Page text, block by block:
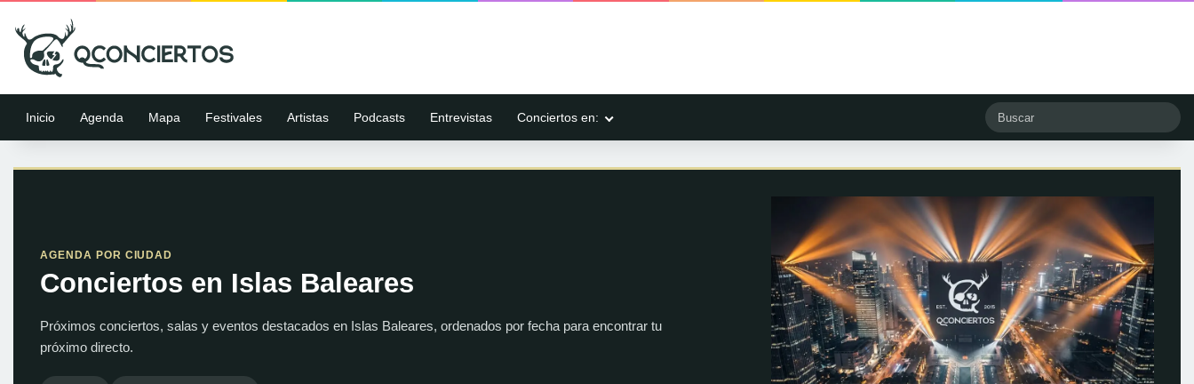
Inicio Agenda Mapa Festivales Artistas Podcasts Entrevistas Conciertos en:
AGENDA POR CIUDAD
Conciertos en Islas Baleares
Próximos conciertos, salas y eventos destacados en Islas Baleares, ordenados por fecha para encontrar tu
próximo directo.